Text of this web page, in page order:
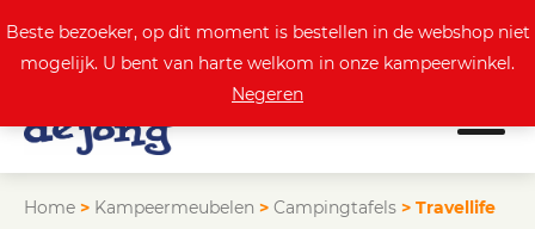
Actuele aanbod
Home > Kampeermeubelen > Campingtafels > Travellife
Beste bezoeker, op dit moment is bestellen in de webshop niet
mogelijk. U bent van harte welkom in onze kampeerwinkel.
Negeren